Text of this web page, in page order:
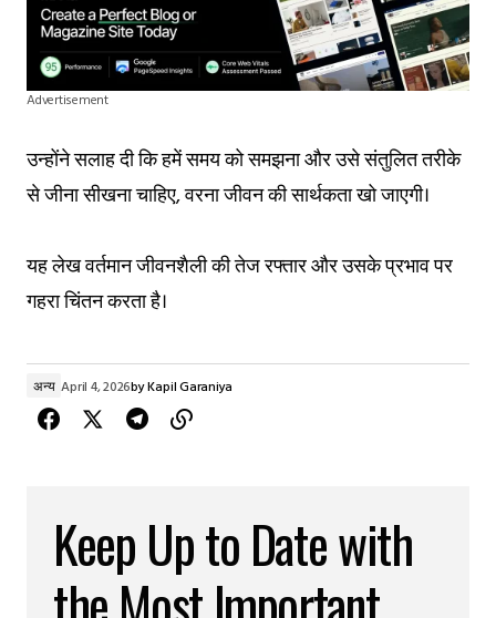
Advertisement
उन्होंने सलाह दी कि हमें समय को समझना और उसे संतुलित तरीके
से जीना सीखना चाहिए, वरना जीवन की सार्थकता खो जाएगी।
यह लेख वर्तमान जीवनशैली की तेज रफ्तार और उसके प्रभाव पर
गहरा चिंतन करता है।
अन्य April 4, 2026byKapil Garaniya
Keep Up to Date with